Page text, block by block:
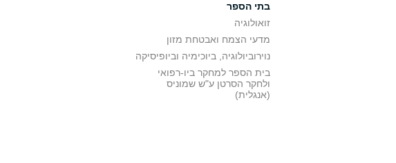
בתי הספר
זואולוגיה
מדעי הצמח ואבטחת מזון
נוירוביולוגיה, ביוכימיה וביופיסיקה
בית הספר למחקר ביו-רפואי
ולחקר הסרטן ע"ש שמוניס
(אנגלית)